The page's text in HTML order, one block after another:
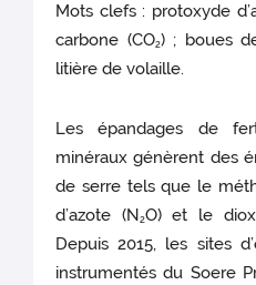
Mots clefs : protoxyde
carbone (CO2) ; boues
litière de volaille.
Les épandages de
minéraux génèrent des
de serre tels que le
d’azote (N2O) et le
Depuis 2015, les sites
instrumentés du Soere